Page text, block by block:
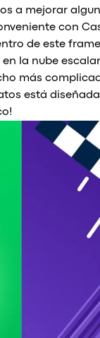
a mejorar
con
de este
la nube
más
está